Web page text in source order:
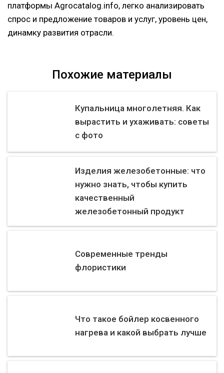
платформы Agrocatalog.info, легко анализировать
спрос и предложение товаров и услуг, уровень цен,
динамку развития отрасли.
Похожие материалы
Купальница многолетняя. Как
вырастить и ухаживать: советы
с фото
Изделия железобетонные: что
нужно знать, чтобы купить
качественный
железобетонный продукт
Современные тренды
флористики
Что такое бойлер косвенного
нагрева и какой выбрать лучше